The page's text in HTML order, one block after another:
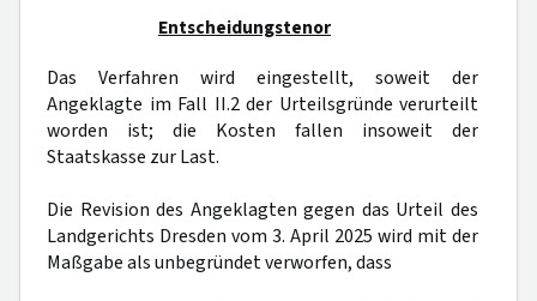
Entscheidungstenor
Das Verfahren wird eingestellt, soweit der
Angeklagte im Fall II.2 der Urteilsgründe verurteilt
worden ist; die Kosten fallen insoweit der
Staatskasse zur Last.
Die Revision des Angeklagten gegen das Urteil des
Landgerichts Dresden vom 3. April 2025 wird mit der
Maßgabe als unbegründet verworfen, dass